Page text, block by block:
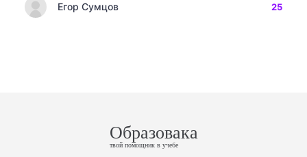
Егор Сумцов 25
Образовака
твой помощник в учебе